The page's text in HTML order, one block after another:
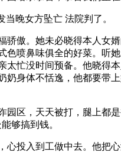
晚女方坠亡 法院判了。
。她未必晓得本人女
喷鼻味俱全的好菜。
忙没时间预备。他晓
身体不恬逸，他都要
，天天被打，腿上都
够搞到钱。
入到工做中去。他把